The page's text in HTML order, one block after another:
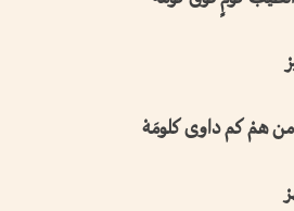
داوى كلومَهْ